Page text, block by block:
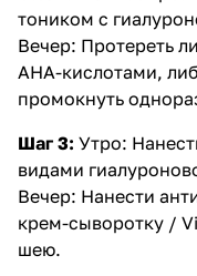
тоником с
Вечер: Протереть
АНА-кислотами,
промокнуть
Шаг 3: Утро:
видами
Вечер: Нанести
крем-сыворотку /
шею.